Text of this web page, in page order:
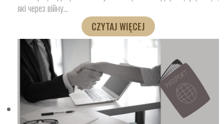
які через війну…
CZYTAJ WIĘCEJ